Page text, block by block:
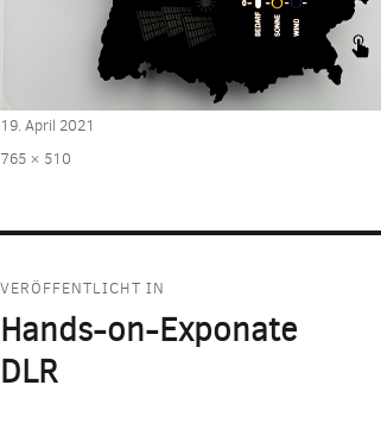
Veröffentlicht
am
19. April 2021
Volle
765 × 510
VERÖFFENTLICHT IN
Hands-on-Exponate
DLR